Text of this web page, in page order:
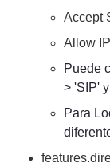
Accept
Allow
Puede
> 'SIP'
Para